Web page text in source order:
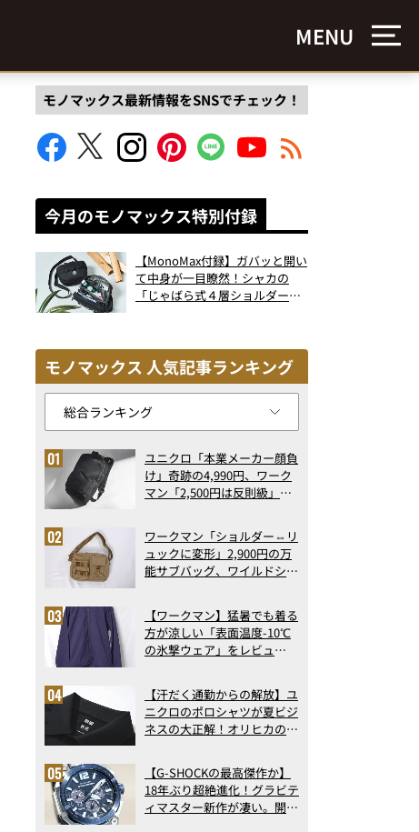
MENU
モノマックス最新情報をSNSでチェック！
今月のモノマックス特別付録
【MonoMax付録】ガバッと開い
て中身が一目瞭然！シャカの
「じゃばら式４層ショルダーバ
モノマックス 人気記事ランキング
ユニクロ「本業メーカー顔負
け」奇跡の4,990円、ワーク
マン「2,500円は反則級」凄
ト3】（2026年6月版）
ワークマン「ショルダー⇔リ
ュックに変形」2,900円の万
能サブバッグ、ワイルドシン
記事ランキングベスト3】
（2026年6月版）
【ワークマン】猛暑でも着る
方が涼しい「表面温度-10℃
の氷撃ウェア」をレビュ
【汗だく通勤からの解放】ユ
ニクロのポロシャツが夏ビジ
ネスの大正解！オリヒカの透
アの実力
【G-SHOCKの最高傑作か】
18年ぶり超絶進化！グラビテ
ィマスター新作が凄い。開発